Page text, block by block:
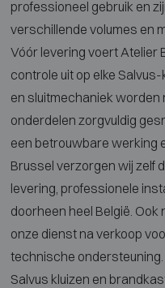
professioneel gebruik en
verschillende volumes en
Vóórlevering voert Atelier
controle uit op elke
en sluitmechaniek worden
onderdelen zorgvuldig
een betrouwbare werking
Brussel verzorgen wij zelf
levering, professionele
doorheen heel België. Ook
onze dienst na verkoop
technische ondersteuning.
Salvus kluizen en